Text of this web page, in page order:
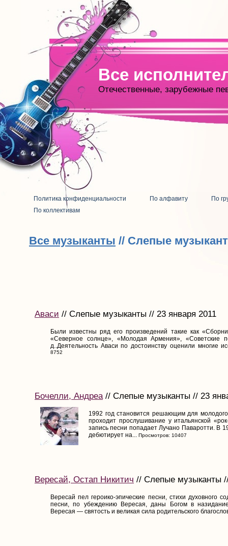
Все
Отечественные, зарубежные
Политика конфиденциальности По алфавиту
По
По коллективам
Все музыканты // Слепые
Аваси // Слепые музыканты // 23 января 2011
Были известны ряд его произведений такие как
«Северное солнце», «Молодая Армения», «Советские
д..Деятельность Аваси по достоинству оценили многие
8752
Бочелли, Андреа// Слепые музыканты // 23
1992 год становится решающим для
проходит прослушивание у итальянской
запись песни попадает Лучано Паваротти. В
дебютирует на... Просмотров: 10407
Вересай, Остап Никитич // Слепые музыканты
Вересай пел героико-эпические песни, стихи духовного
песни, по убеждению Вересая, даны Богом в
Вересая — святость и великая сила родительского